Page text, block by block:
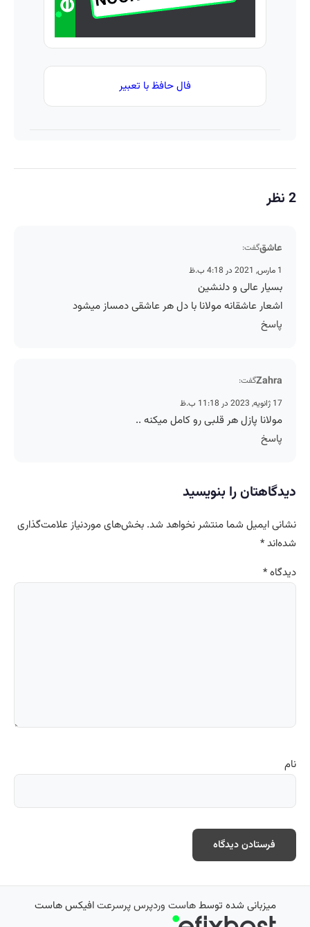
فال حافظ با تعبیر
2 نظر
عاشقگفت:
1 مارس, 2021 در 4:18 ب.ظ
بسیار عالی و دلنشین
اشعار عاشقانه مولانا با دل هر عاشقی دمساز میشود
پاسخ
Zahraگفت:
17 ژانویه, 2023 در 11:18 ب.ظ
مولانا پازل هر قلبی رو کامل میکنه ..
پاسخ
دیدگاهتان را بنویسید
نشانی ایمیل شما منتشر نخواهد شد. بخش‌های موردنیاز علامت‌گذاری
شده‌اند*
دیدگاه*
نام
میزبانی شده توسطهاست وردپرس پرسرعتافیکس هاست